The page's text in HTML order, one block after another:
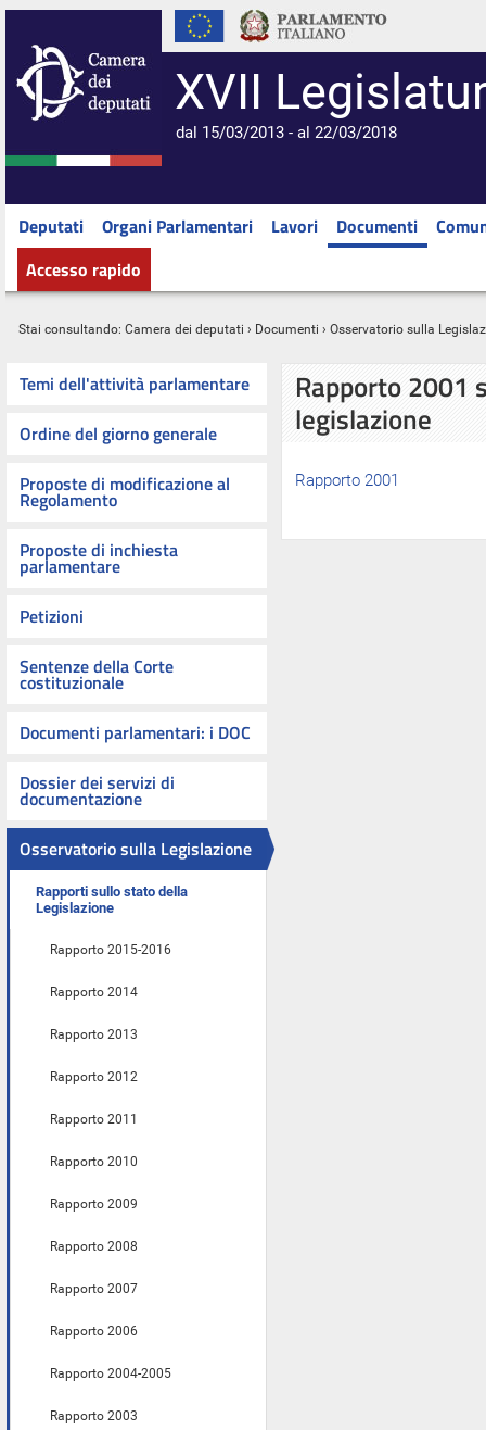
XVII
dal 15/03/2013 - al 22/03/2018
Deputati Organi Parlamentari Lavori Documenti
Accesso rapido
Stai consultando: Camera dei deputati › Documenti › Osservatorio sulla
Temi dell'attività parlamentare
Ordine del giorno generale
Proposte di modificazione al
Regolamento
Proposte di inchiesta
parlamentare
Petizioni
Sentenze della Corte
costituzionale
Documenti parlamentari: i DOC
Dossier dei servizi di
documentazione
Osservatorio sulla Legislazione
Rapporti sullo stato della
Legislazione
Rapporto 2015-2016
Rapporto 2014
Rapporto 2013
Rapporto 2012
Rapporto 2011
Rapporto 2010
Rapporto 2009
Rapporto 2008
Rapporto 2007
Rapporto 2006
Rapporto 2004-2005
Rapporto 2003
Rapporto 2001
legislazione
Rapporto 2001